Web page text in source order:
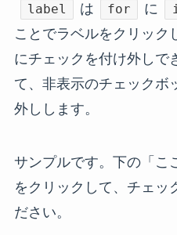
label は for に
ことでラベルをクリック
にチェックを付け外しで
て、非表示のチェックボ
外しします。
サンプルです。下の「こ
をクリックして、チェッ
ださい。